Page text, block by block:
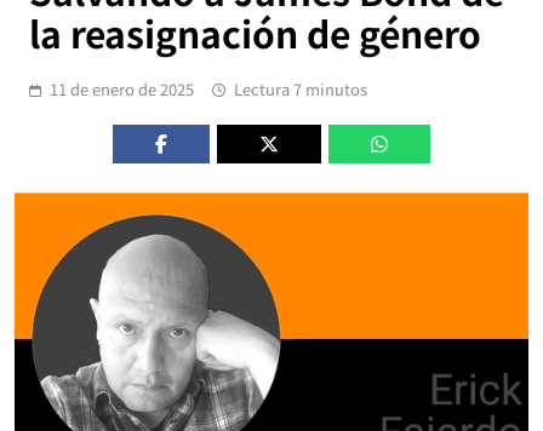
la reasignación de género
11 de enero de 2025 Lectura 7 minutos